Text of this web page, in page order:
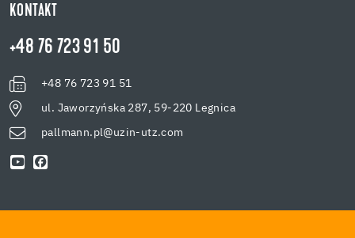
KONTAKT
+48 76 723 91 50
+48 76 723 91 51
ul. Jaworzyńska 287, 59-220 Legnica
pallmann.pl@uzin-utz.com